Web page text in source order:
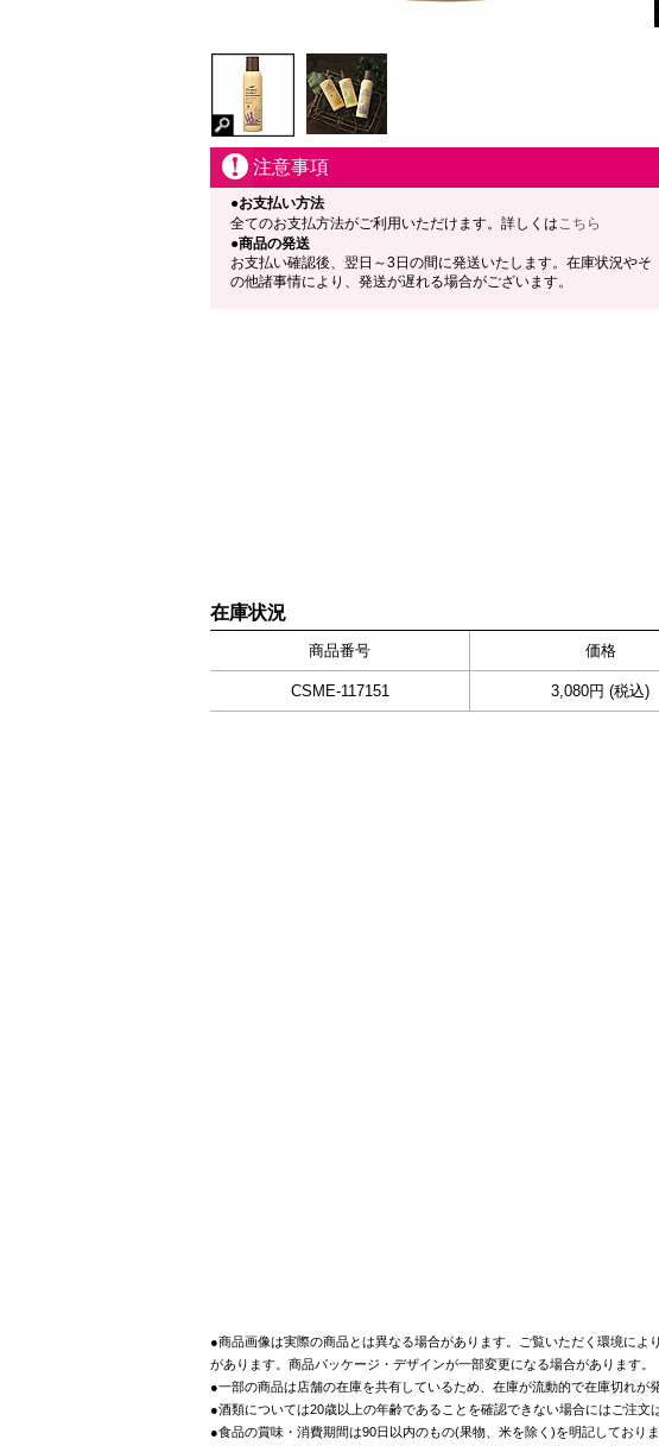
注意事項
●お支払い方法
全てのお支払方法がご利用いただけます。詳しくはこちら
●商品の発送
お支払い確認後、翌日～3日の間に発送いたします。在庫状況やそ
の他諸事情により、発送が遅れる場合がございます。
在庫状況
商品番号 価格
CSME-117151 3,080円 (税込)
●商品画像は実際の商品とは異なる場合があります。ご覧いただく環境に
があります。商品パッケージ・デザインが一部変更になる場合があります。
●一部の商品は店舗の在庫を共有しているため、在庫が流動的で在庫切れ
●酒類については20歳以上の年齢であることを確認できない場合にはご注文
●食品の賞味・消費期間は90日以内のもの(果物、米を除く)を明記しており